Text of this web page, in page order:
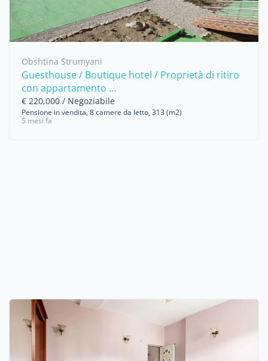
Obshtina Strumyani
Guesthouse / Boutique hotel / Proprietà di ritiro
con appartamento ...
€ 220,000 / Negoziabile
Pensione in vendita, 8 camere da letto, 313 (m2)
5 mesi fa